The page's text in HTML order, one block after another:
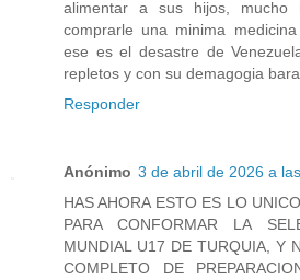
alimentar a sus hijos, mucho
comprarle una minima
ese es el desastre de
repletos y con su demagogia
Responder
Anónimo 3 de abril de 2026 a
HAS AHORA ESTO ES LO
PARA CONFORMAR LA
MUNDIAL U17 DE TURQUIA, Y
COMPLETO DE